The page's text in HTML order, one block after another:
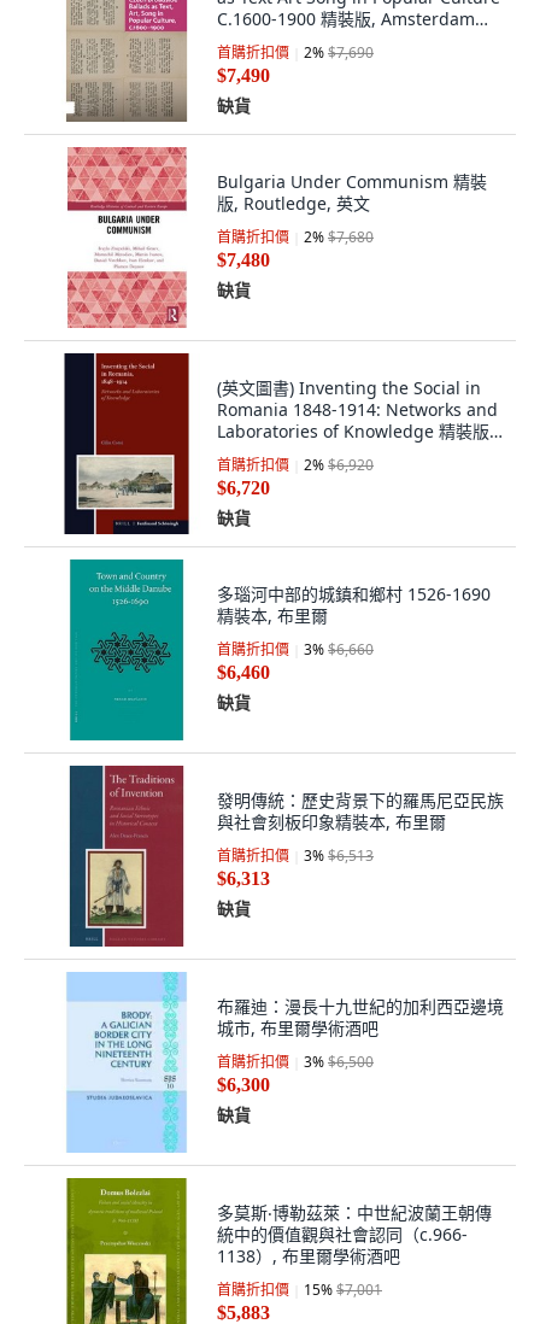
C.1600-1900 精裝版, Amsterdam
University Press, 英文
首購折扣價 2%$7,690
$7,490
缺貨
Bulgaria Under Communism 精裝
版, Routledge, 英文
首購折扣價 2%$7,680
$7,480
缺貨
(英文圖書) Inventing the Social in
Romania 1848-1914: Networks and
Laboratories of Knowledge 精裝版,
Brill Schoningh, 英文
首購折扣價 2%$6,920
$6,720
缺貨
多瑙河中部的城鎮和鄉村 1526-1690
精裝本, 布里爾
首購折扣價 3%$6,660
$6,460
缺貨
發明傳統：歷史背景下的羅馬尼亞民族
與社會刻板印象精裝本, 布里爾
首購折扣價 3%$6,513
$6,313
缺貨
布羅迪：漫長十九世紀的加利西亞邊境
城市, 布里爾學術酒吧
首購折扣價 3%$6,500
$6,300
缺貨
多莫斯‧博勒茲萊：中世紀波蘭王朝傳
統中的價值觀與社會認同（c.966-
1138）, 布里爾學術酒吧
首購折扣價 15%$7,001
$5,883